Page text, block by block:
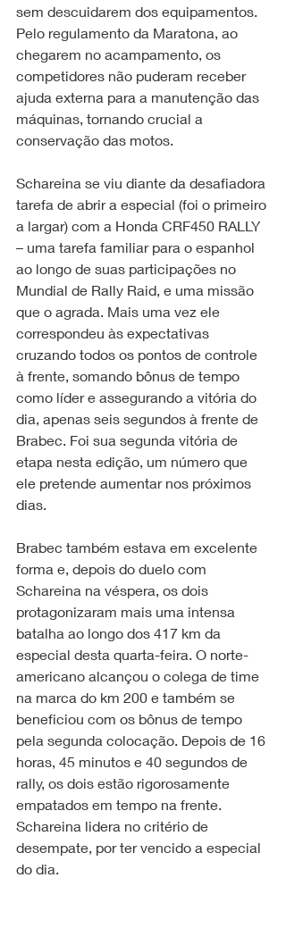
sem descuidarem dos equipamentos.
Pelo regulamento da Maratona, ao
chegarem no acampamento, os
competidores não puderam receber
ajuda externa para a manutenção das
máquinas, tornando crucial a
conservação das motos.
Schareina se viu diante da desafiadora
tarefa de abrir a especial (foi o primeiro
a largar) com a Honda CRF450 RALLY
– uma tarefa familiar para o espanhol
ao longo de suas participações no
Mundial de Rally Raid, e uma missão
que o agrada. Mais uma vez ele
correspondeu às expectativas
cruzando todos os pontos de controle
à frente, somando bônus de tempo
como líder e assegurando a vitória do
dia, apenas seis segundos à frente de
Brabec. Foi sua segunda vitória de
etapa nesta edição, um número que
ele pretende aumentar nos próximos
dias.
Brabec também estava em excelente
forma e, depois do duelo com
Schareina na véspera, os dois
protagonizaram mais uma intensa
batalha ao longo dos 417 km da
especial desta quarta-feira. O norte-
americano alcançou o colega de time
na marca do km 200 e também se
beneficiou com os bônus de tempo
pela segunda colocação. Depois de 16
horas, 45 minutos e 40 segundos de
rally, os dois estão rigorosamente
empatados em tempo na frente.
Schareina lidera no critério de
desempate, por ter vencido a especial
do dia.